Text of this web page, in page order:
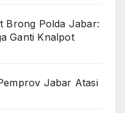
Brong Polda Jabar:
Ganti Knalpot
Jabar Atasi